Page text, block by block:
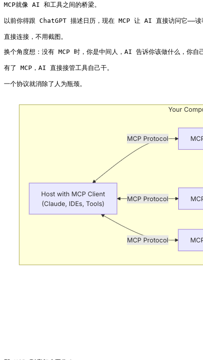
MCP就像 AI 和工具之间的桥梁。
以前你得跟 ChatGPT 描述日历，现在 MCP 让 AI 直接访问它——读
直接连接，不用截图。
换个角度想：没有 MCP 时，你是中间人，AI 告诉你该做什么，你自
有了 MCP，AI 直接接管工具自己干。
一个协议就消除了人为瓶颈。